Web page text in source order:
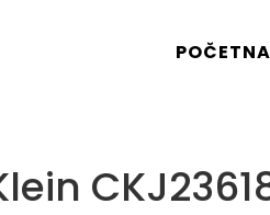
POČETNA